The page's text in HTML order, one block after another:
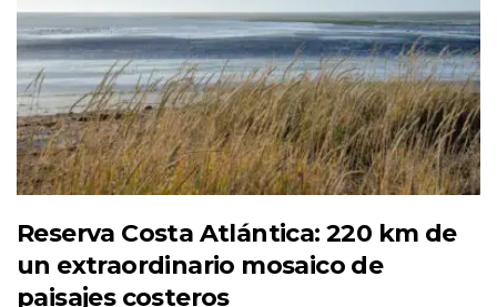
Reserva Costa Atlántica: 220 km de
un extraordinario mosaico de
paisajes costeros